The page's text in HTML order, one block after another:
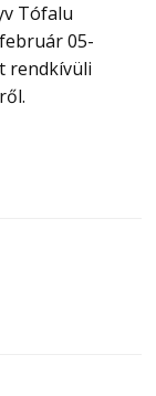
Tófalu
05-
rendkívüli